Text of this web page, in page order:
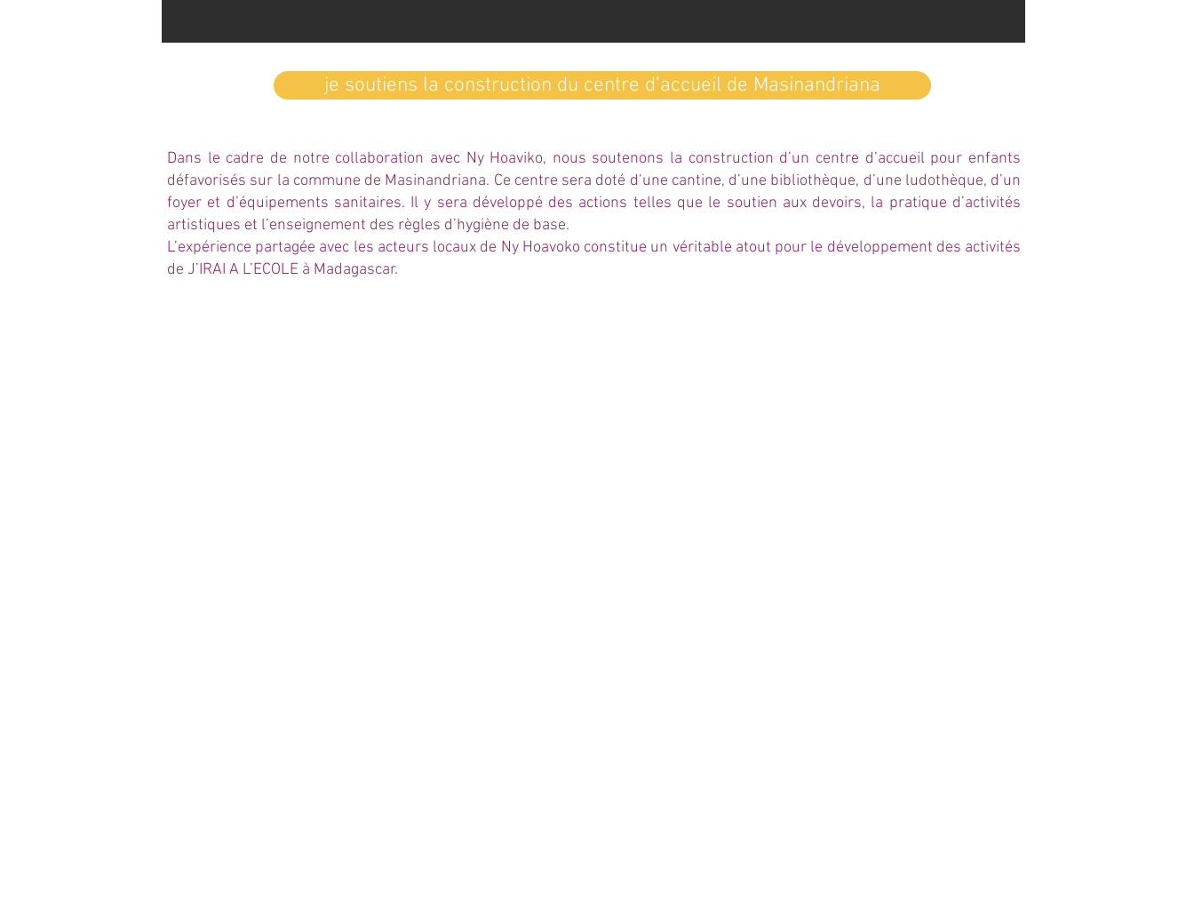
je soutiens la construction du centre d’accueil de Masinandriana
Dans le cadre de notre collaboration avec Ny Hoaviko, nous soutenons la construction d’un centre d’accueil pour enfants
défavorisés sur la commune de Masinandriana. Ce centre sera doté d’une cantine, d’une bibliothèque, d’une ludothèque, d’un
foyer et d’équipements sanitaires. Il y sera développé des actions telles que le soutien aux devoirs, la pratique d’activités
artistiques et l’enseignement des règles d’hygiène de base.
L’expérience partagée avec les acteurs locaux de Ny Hoavoko constitue un véritable atout pour le développement des activités
de J’IRAI A L’ECOLE à Madagascar.